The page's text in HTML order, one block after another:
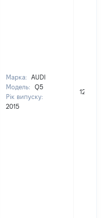
Марка:
AUDI
Модель:
Q5
Рік випуску:
2015